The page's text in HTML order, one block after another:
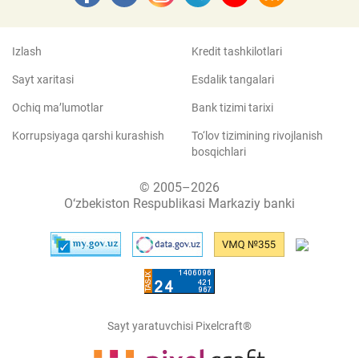
Izlash
Sayt xaritasi
Ochiq ma’lumotlar
Korrupsiyaga qarshi kurashish
Kredit tashkilotlari
Esdalik tangalari
Bank tizimi tarixi
To‘lov tizimining rivojlanish
bosqichlari
© 2005–2026
O‘zbekiston Respublikasi Markaziy banki
Sayt yaratuvchisi Pixelcraft®